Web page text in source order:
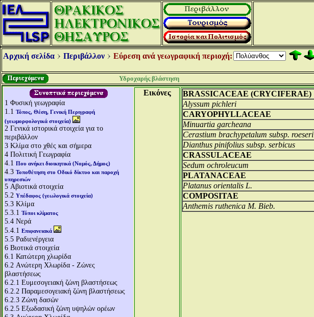
Αρχική σελίδα Περιβάλλον Εύρεση ανά γεωγραφική περιοχή:
Υδροχαρής βλάστηση
1 Φυσική γεωγραφία
1.1 Τόπος, Θέση, Γενική Περιγραφή
(γεωμορφολογικά στοιχεία)
2 Γενικά ιστορικά στοιχεία για το
περιβάλλον
3 Κλίμα στο χθές και σήμερα
4 Πολιτική Γεωγραφία
4.1 Που ανήκει διοικητικά (Νομός, Δήμος)
4.3 Τοποθέτηση στο Οδικό δίκτυο και παροχή
υπηρεσιών
5 Αβιοτικά στοιχεία
5.2 Υπέδαφος (γεωλογικά στοιχεία)
5.3 Κλίμα
5.3.1 Τύποι κλίματος
5.4 Νερά
5.4.1 Επιφανειακά
5.5 Ραδιενέργεια
6 Βιοτικά στοιχεία
6.1 Κατώτερη χλωρίδα
6.2 Aνώτερη Χλωρίδα - Ζώνες
βλαστήσεως
6.2.1 Ευμεσογειακή ζώνη βλαστήσεως
6.2.2 Παραμεσογειακή ζώνη βλαστήσεως
6.2.3 Ζώνη δασών
6.2.5 Εξωδασική ζώνη υψηλών ορέων
Εικόνες
BRASSICACEAE (CRYCIFERAE)
Alyssum pichleri
CARYOPHYLLACEAE
Minuartia garcheana
Cerastium brachypetalum subsp. roeseri
Dianthus pinifolius subsp. serbicus
CRASSULACEAE
Sedum ochroleucum
PLATANACEAE
Platanus orientalis L.
COMPOSITAE
Anthemis ruthenica M. Bieb.